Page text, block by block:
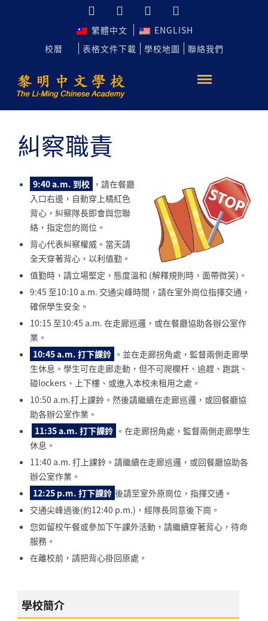
繁體中文
ENGLISH
校曆
表格文件下載 學校地圖 聯絡我們
學校簡介
糾察職責
9:40 a.m. 到校 ，請在餐廳
入口右邊，自動穿上橘紅色
背心，糾察隊長即會與您聯
絡，指定您的崗位。
背心代表糾察權威。當天請
全天穿著背心，以利值勤。
值勤時，請立場堅定，態度溫和 (解釋規則時，面帶微笑) 。
9:45 至10:10 a.m. 交通尖峰時間，請在室外崗位指揮交通，
確保學生安全。
10:15 至10:45 a.m. 在走廊巡邏，或在餐廳協助各辦公室作
業。
10:45 a.m. 打下課鈴 。並在走廊拐角處，監督兩側走廊學
生休息。學生可在走廊走動，但不可爬欄杆、追趕、跑跳、
碰lockers 、上下樓、或進入本校未租用之處。
10:50 a.m.打上課鈴。然後請繼續在走廊巡邏，或回餐廳協
助各辦公室作業。
11:35 a.m. 打下課鈴 。在走廊拐角處，監督兩側走廊學生
休息。
11:40 a.m. 打上課鈴。請繼續在走廊巡邏，或回餐廳協助各
辦公室作業。
12:25 p.m. 打下課鈴 後請至室外原崗位，指揮交通。
交通尖峰過後(約12:40 p.m.) ，經隊長同意後下崗。
您如留校午餐或參加下午課外活動，請繼續穿著背心，待命
服務。
在離校前，請把背心掛回原處。